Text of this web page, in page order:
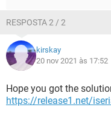
RESPOSTA 2 / 2
kirskay
20 nov 2021 às 17:52
Hope you got the
https://release1.net/